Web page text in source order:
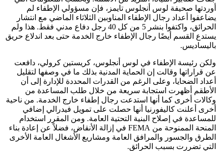
أوردتها صحيفة لوس أنجلوس تايمز، فإن مسؤولي الإطفاء لم
يضاعفوا أعداد رجال الإطفاء المناوبين الثلاثاء الماضي مع انتشار
الحرائق، واكتفوا بنشر 5 من كل 40 رجل دفاع مدني فقط. هذا ولم
يستدع القسم أيضًا رجال الإطفاء خارج الخدمة حتى بعد اندلاع حريق
باليساديس.
ولكن رئيسة الإطفاء في لوس أنجلوس، كريستين كرولي، دافعت
عن قراراتها وقالت إن الحماية المدنية بذلك ما في وصفها لتقليل
أعداد الضحايا، وعلى الرغم من القدرات المحددة للإدارة إلى أن
الأطقم أظهرت استجابة سريعة من خلال طلب المساعدة من
وكالات أخرى كما أنها استدعت رجال إطفاء خارج الخدمة. من ناحية
أخرى أعلنت كاليفورنيا أنها حصلت على تمويل فيدرالي إضافي
للمساعدة في إصلاح البنية التحتية العامة. ومن المقرر استخدام
المنحة الممنوحة من FEMA في إزالة الأنقاض، فضلاً عن إعادة بناء
الطرق والجسور والمرافق العامة ومشاريع الأشغال العامة الأخرى
التي تضررت بسبب الحرائق.